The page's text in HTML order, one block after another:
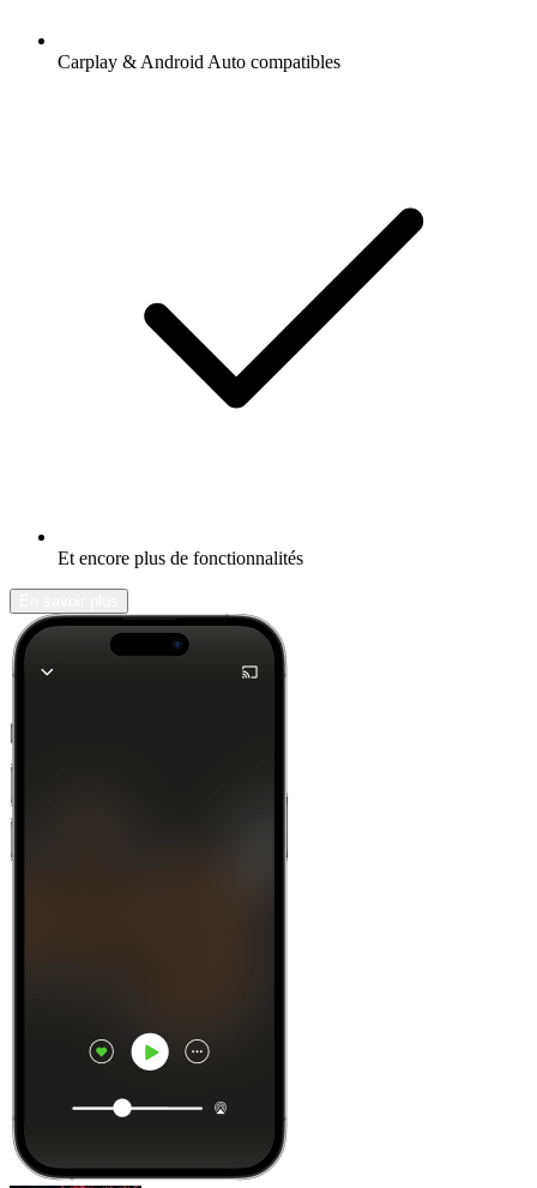
Carplay & Android Auto compatibles
Et encore plus de fonctionnalités